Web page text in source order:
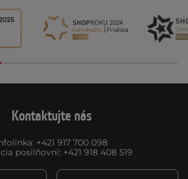
Kontaktujte nás
: +421 917 700 098
posilňovní: +421 918 408 519